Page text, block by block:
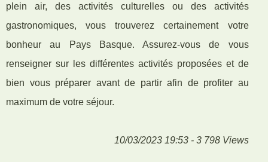
plein air, des activités culturelles ou des activités
gastronomiques, vous trouverez certainement votre
bonheur au Pays Basque. Assurez-vous de vous
renseigner sur les différentes activités proposées et de
bien vous préparer avant de partir afin de profiter au
maximum de votre séjour.
10/03/2023 19:53 - 3 798 Views